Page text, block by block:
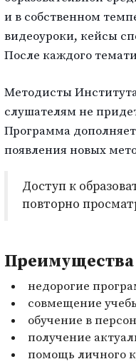
и в собственном
видеоуроки, кейсы
После каждого
Методисты
слушателям не
Программа
появления новых
Доступ к
повторно
Преимущества
недорогие
совмещение
обучение в
получение
помощь личного